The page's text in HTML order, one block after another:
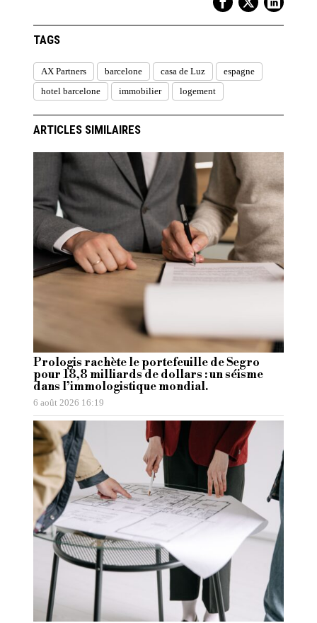
TAGS
AX Partners barcelone casa de Luz
espagne
hotel barcelone
immobilier logement
ARTICLES SIMILAIRES
Prologis rachète le portefeuille de Segro
pour 18,8 milliards de dollars : un séisme
dans l’immologistique mondial.
6 août 2026 16:19